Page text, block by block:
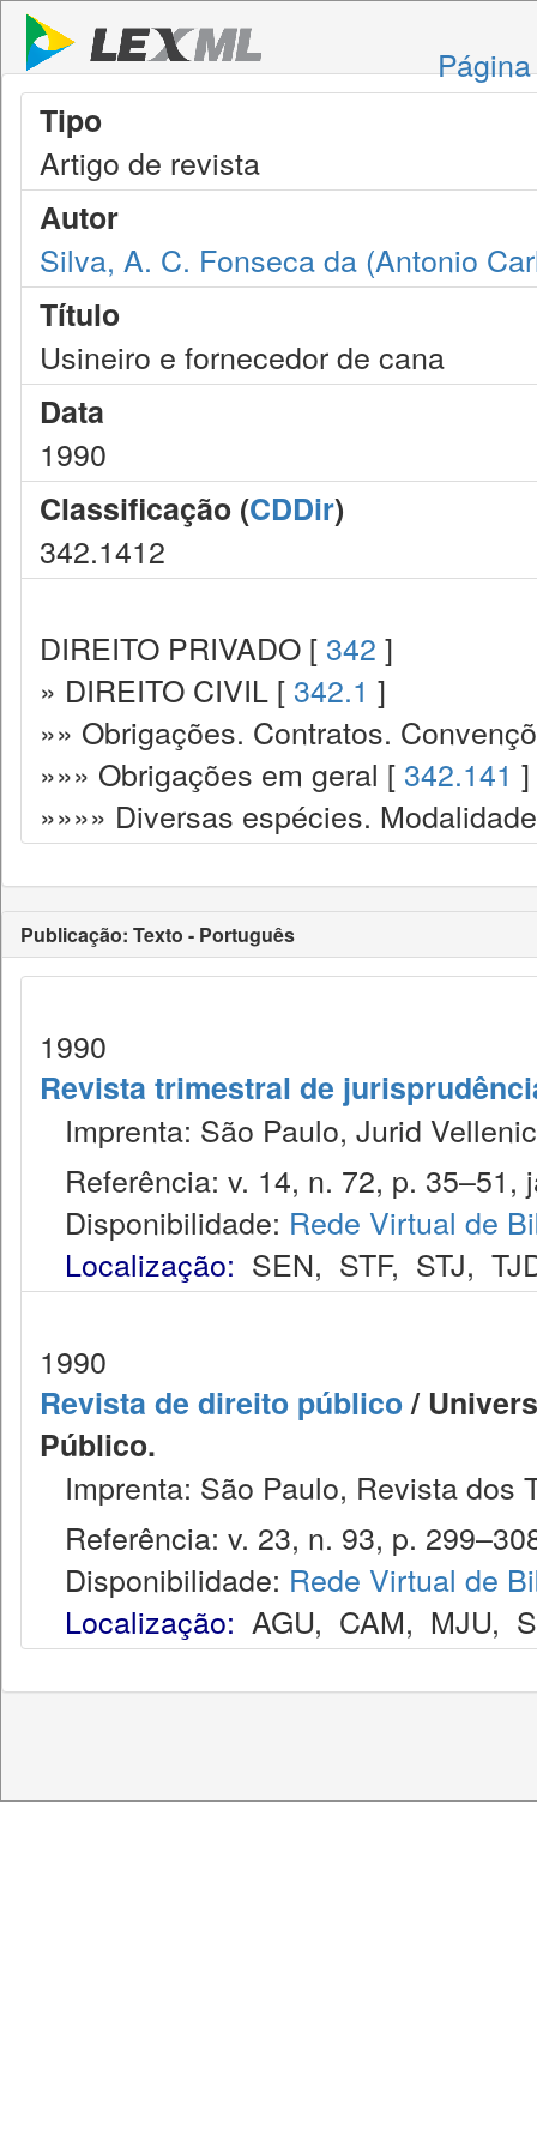
Tipo
Artigo de revista
Autor
Silva, A. C. Fonseca da (Antonio
Título
Usineiro e fornecedor de cana
Data
1990
Classificação (CDDir)
342.1412
DIREITO PRIVADO [ 342 ]
» DIREITO CIVIL [ 342.1 ]
»» Obrigações. Contratos.
»»» Obrigações em geral [ 342.141 ]
»»»» Diversas espécies.
Publicação: Texto - Português
1990
Revista trimestral de
Imprenta: São Paulo, Jurid
Referência: v. 14, n. 72, p. 35–51,
Disponibilidade: Rede Virtual de
Localização: SEN, STF, STJ,
1990
Revista de direito público/
Público.
Imprenta: São Paulo, Revista dos
Referência: v. 23, n. 93, p.
Disponibilidade: Rede Virtual de
Localização: AGU, CAM, MJU,